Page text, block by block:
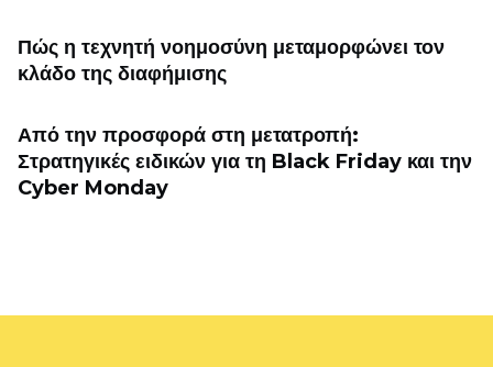
Πώς η τεχνητή νοημοσύνη μεταμορφώνει τον
κλάδο της διαφήμισης
Από την προσφορά στη μετατροπή:
Στρατηγικές ειδικών για τη Black Friday και την
Cyber ​​Monday